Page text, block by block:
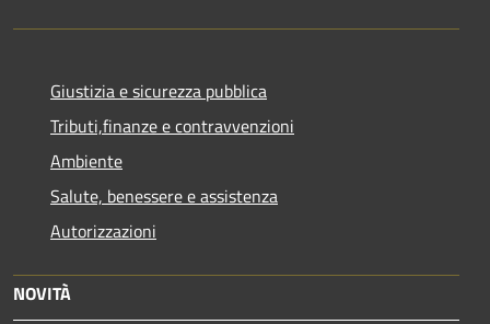
Giustizia e sicurezza pubblica
Tributi,finanze e contravvenzioni
Ambiente
Salute, benessere e assistenza
Autorizzazioni
NOVITÀ